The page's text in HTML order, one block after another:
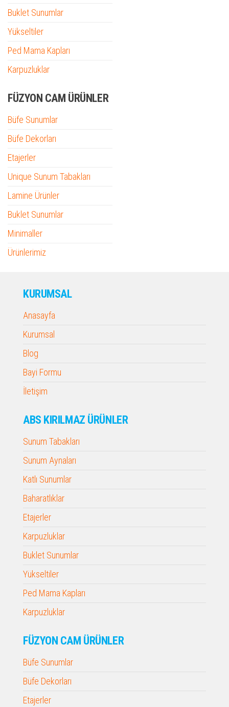
Buklet Sunumlar
Yükseltiler
Ped Mama Kapları
Karpuzluklar
FÜZYON CAM ÜRÜNLER
Büfe Sunumlar
Büfe Dekorları
Etajerler
Unique Sunum Tabakları
Lamine Ürünler
Buklet Sunumlar
Minimaller
Ürünlerimiz
KURUMSAL
Anasayfa
Kurumsal
Blog
Bayi Formu
İletişim
ABS KIRILMAZ ÜRÜNLER
Sunum Tabakları
Sunum Aynaları
Katlı Sunumlar
Baharatlıklar
Etajerler
Karpuzluklar
Buklet Sunumlar
Yükseltiler
Ped Mama Kapları
Karpuzluklar
FÜZYON CAM ÜRÜNLER
Büfe Sunumlar
Büfe Dekorları
Etajerler